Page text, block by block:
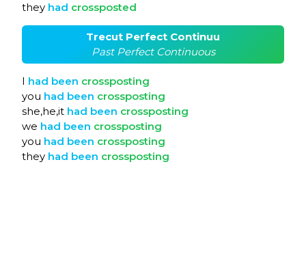
they had crossposted
Trecut Perfect Continuu
Past Perfect Continuous
I had been crossposting
you had been crossposting
she,he,it had been crossposting
we had been crossposting
you had been crossposting
they had been crossposting